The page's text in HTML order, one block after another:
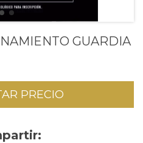
GUARDIA